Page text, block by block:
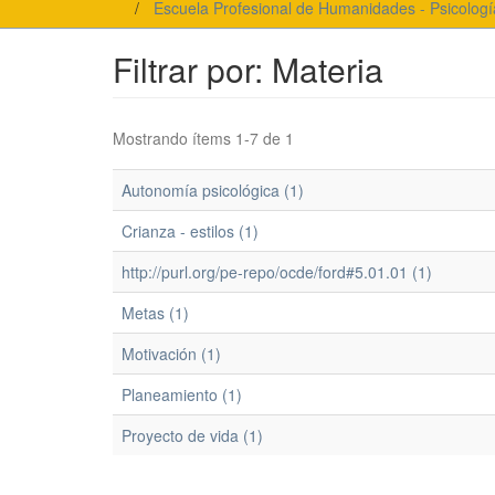
Escuela Profesional de Humanidades -
Filtrar por: Materia
Mostrando ítems 1-7 de 1
Autonomía psicológica (1)
Crianza - estilos (1)
http://purl.org/pe-repo/ocde/ford#5.01.01 (1)
Metas (1)
Motivación (1)
Planeamiento (1)
Proyecto de vida (1)